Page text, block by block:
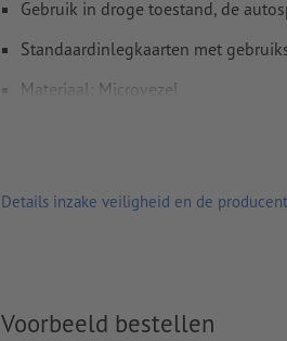
Gebruik in droge toestand, de
Standaardinlegkaarten met
Materiaal: Microvezel
verwerking: digitaal printen
Details inzake veiligheid en de producent
Voorbeeld bestellen